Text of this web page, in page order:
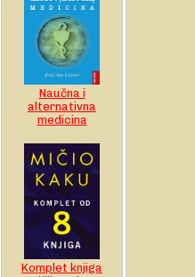
Naučna i
alternativna
medicina
Komplet knjiga